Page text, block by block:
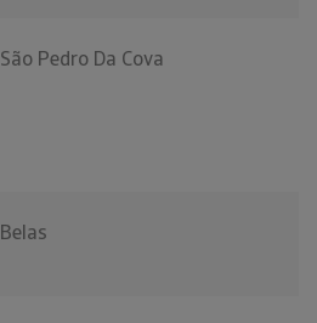
São Pedro Da Cova
Belas